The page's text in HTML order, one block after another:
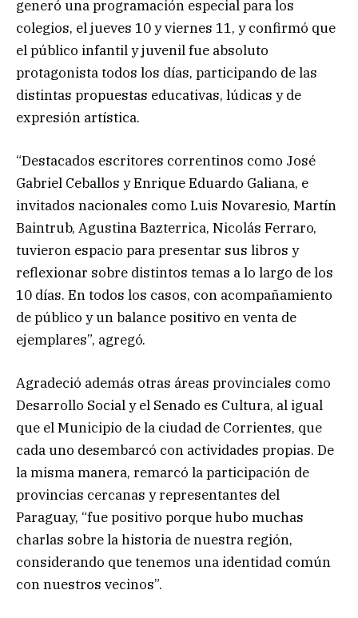
generó una programación especial para los
colegios, el jueves 10 y viernes 11, y confirmó que
el público infantil y juvenil fue absoluto
protagonista todos los días, participando de las
distintas propuestas educativas, lúdicas y de
expresión artística.
“Destacados escritores correntinos como José
Gabriel Ceballos y Enrique Eduardo Galiana, e
invitados nacionales como Luis Novaresio, Martín
Baintrub, Agustina Bazterrica, Nicolás Ferraro,
tuvieron espacio para presentar sus libros y
reflexionar sobre distintos temas a lo largo de los
10 días. En todos los casos, con acompañamiento
de público y un balance positivo en venta de
ejemplares”, agregó.
Agradeció además otras áreas provinciales como
Desarrollo Social y el Senado es Cultura, al igual
que el Municipio de la ciudad de Corrientes, que
cada uno desembarcó con actividades propias. De
la misma manera, remarcó la participación de
provincias cercanas y representantes del
Paraguay, “fue positivo porque hubo muchas
charlas sobre la historia de nuestra región,
considerando que tenemos una identidad común
con nuestros vecinos”.